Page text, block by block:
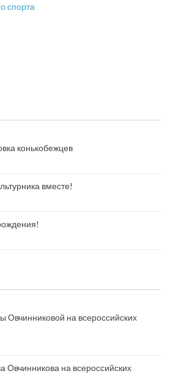
спорта
конькобежцев
вместе!
Овчинниковой на всероссийских
Овчинникова на всероссийских